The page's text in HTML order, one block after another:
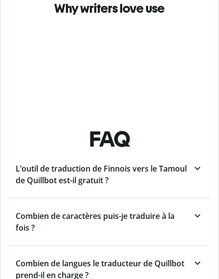
Why writers love use
FAQ
L’outil de traduction de Finnois vers le Tamoul
de Quillbot est-il gratuit ?
Combien de caractères puis-je traduire à la
fois ?
Combien de langues le traducteur de Quillbot
prend-il en charge ?